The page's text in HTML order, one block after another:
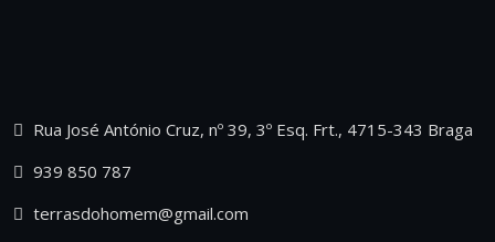
Rua José António Cruz, nº 39, 3º Esq. Frt., 4715-343 Braga
939 850 787
terrasdohomem@gmail.com